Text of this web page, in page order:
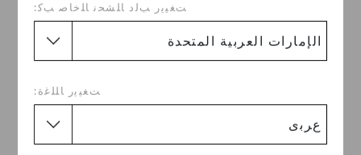
ﺖﻐﻴﻳﺭ ﺐﻟﺩ ﺎﻠﺸﺤﻧ ﺎﻠﺧﺎﺻ ﺐﻛ:
ﺖﻐﻴﻳﺭ ﺎﻠﻠﻏﺓ:
صندل ميامي بحلقة إصبع
د.إ. 179
+7
فليب ميامي بإصبع القدم
+6
تخفيضات